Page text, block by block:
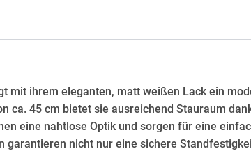
mit ihrem eleganten, matt weißen Lack ein
ca. 45 cm bietet sie ausreichend Stauraum
eine nahtlose Optik und sorgen für eine
garantieren nicht nur eine sichere